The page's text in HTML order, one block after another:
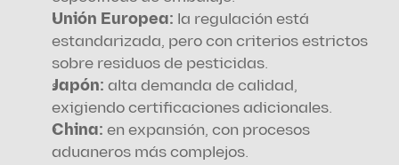
Unión Europea: la regulación está
estandarizada, pero con criterios estrictos
sobre residuos de pesticidas.
Japón: alta demanda de calidad,
exigiendo certificaciones adicionales.
China: en expansión, con procesos
aduaneros más complejos.